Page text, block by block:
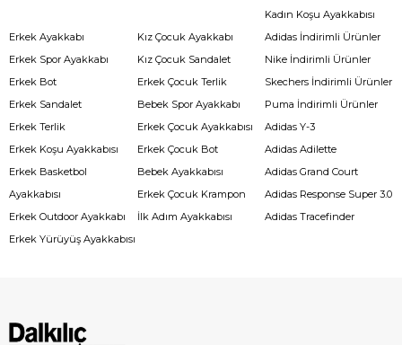
Kadın Koşu Ayakkabısı
Erkek Ayakkabı
Erkek Spor Ayakkabı
Erkek Bot
Erkek Sandalet
Erkek Terlik
Erkek Koşu Ayakkabısı
Erkek Basketbol
Ayakkabısı
Erkek Outdoor Ayakkabı
Erkek Yürüyüş Ayakkabısı
Kız Çocuk Ayakkabı
Kız Çocuk Sandalet
Erkek Çocuk Terlik
Bebek Spor Ayakkabı
Erkek Çocuk Ayakkabısı
Erkek Çocuk Bot
Bebek Ayakkabısı
Erkek Çocuk Krampon
İlk Adım Ayakkabısı
Adidas İndirimli Ürünler
Nike İndirimli Ürünler
Skechers İndirimli Ürünler
Puma İndirimli Ürünler
Adidas Y-3
Adidas Adilette
Adidas Grand Court
Adidas Response Super 3.0
Adidas Tracefinder